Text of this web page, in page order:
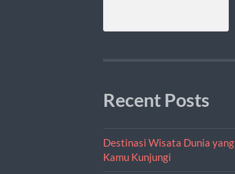
Recent Posts
Destinasi Wisata Dunia
Kamu Kunjungi